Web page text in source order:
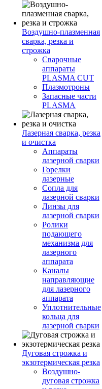
Воздушно-плазменная
сварка, резка и
строжка
Сварочные
аппараты
PLASMA CUT
Плазмотроны
Запасные части
PLASMA
Лазерная сварка, резка
и очистка
Аппараты
лазерной сварки
Горелки
лазерные
Сопла для
лазерной сварки
Линзы для
лазерной сварки
Ролики
подающего
механизма для
лазерного
аппарата
Каналы
направляющие
для лазерного
аппарата
Уплотнительные
кольца для
лазерной сварки
Дуговая строжка и
экзотермическая резка
Воздушно-
дуговая строжка